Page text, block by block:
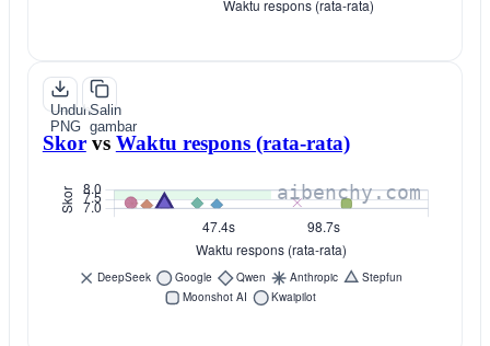
Unduh
PNG
Salin
gambar
Skor vs Waktu respons (rata-rata)